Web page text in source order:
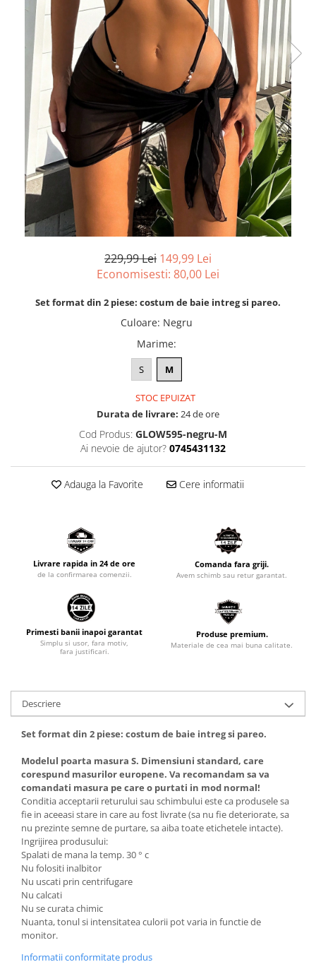
229,99 Lei 149,99 Lei
Economisesti: 80,00 Lei
Set format din 2 piese: costum de baie intreg si pareo.
Culoare: Negru
Marime:
S M
STOC EPUIZAT
Durata de livrare: 24 de ore
Cod Produs: GLOW595-negru-M
Ai nevoie de ajutor? 0745431132
Adauga la Favorite Cere informatii
Livrare rapida in 24 de ore
de la confirmarea comenzii.
Comanda fara griji.
Avem schimb sau retur garantat.
Primesti banii inapoi garantat
Simplu si usor, fara motiv,
fara justificari.
Produse premium.
Materiale de cea mai buna calitate.
Descriere
Set format din 2 piese: costum de baie intreg si pareo.
Modelul poarta masura S. Dimensiuni standard, care
corespund masurilor europene. Va recomandam sa va
comandati masura pe care o purtati in mod normal!
Conditia acceptarii returului sau schimbului este ca produsele sa
fie in aceeasi stare in care au fost livrate (sa nu fie deteriorate, sa
nu prezinte semne de purtare, sa aiba toate etichetele intacte).
Ingrijirea produsului:
Spalati de mana la temp. 30 ° c
Nu folositi inalbitor
Nu uscati prin centrifugare
Nu calcati
Nu se curata chimic
Nuanta, tonul si intensitatea culorii pot varia in functie de
monitor.
Informatii conformitate produs